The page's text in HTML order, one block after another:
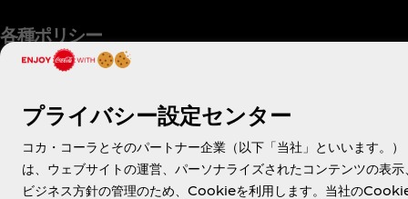
各種ポリシー
Facebook
Instagram
Youtube
プライバシー設定センター
コカ・コーラとそのパートナー企業（以下「当社」といいます。）
は、ウェブサイトの運営、パーソナライズされたコンテンツの表示
ビジネス方針の管理のため、Cookieを利用します。当社の